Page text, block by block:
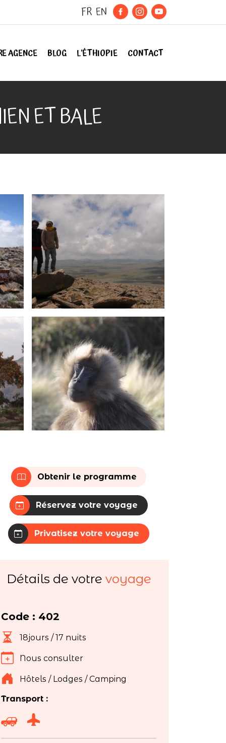
FR EN
AGENCE BLOG L'ÉTHIOPIE CONTACT
ET BALE
Obtenir le programme
Réservez votre voyage
Privatisez votre voyage
Détails de votre voyage
Code : 402
18jours / 17 nuits
Nous consulter
Hôtels / Lodges / Camping
Transport :